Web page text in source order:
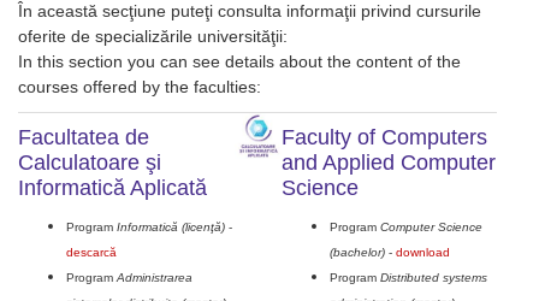
În această secţiune puteţi consulta informaţii privind cursurile
oferite de specializările universităţii:
In this section you can see details about the content of the
courses offered by the faculties:
Facultatea de
Calculatoare şi
Informatică Aplicată
Program Informatică (licenţă) -
descarcă
Program Administrarea
Faculty of Computers
and Applied Computer
Science
Program Computer Science
(bachelor) - download
Program Distributed systems